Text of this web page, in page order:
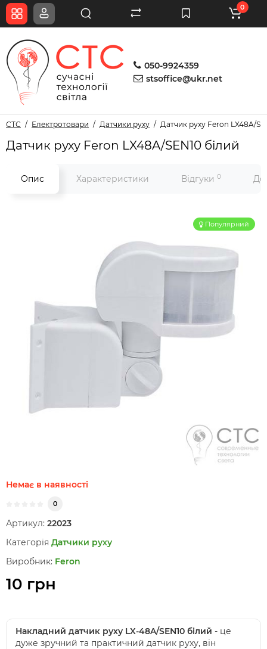
050-9924359
stsoffice@ukr.net
0
СТС Електротовари Датчики руху Датчик руху Feron LX48A/
Датчик руху Feron LX48A/SEN10 білий
Опис Характеристики Відгуки 0
Популярний
Немає в наявності
0
Артикул: 22023
Категорія Датчики руху
Виробник: Feron
10 грн
Накладний датчик руху LX-48A/SEN10 білий - це
дуже зручний та практичний датчик руху, він